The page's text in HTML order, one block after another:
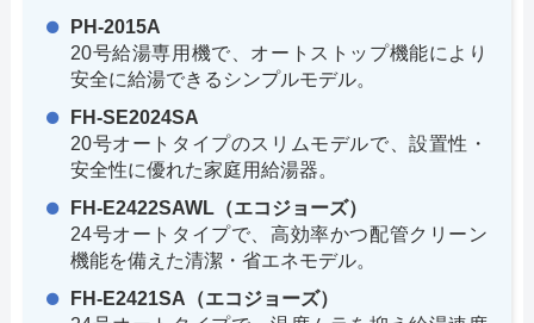
PH-2015A
20号給湯専用機で、オートストップ機能により
安全に給湯できるシンプルモデル。
FH-SE2024SA
20号オートタイプのスリムモデルで、設置性・
安全性に優れた家庭用給湯器。
FH-E2422SAWL（エコジョーズ）
24号オートタイプで、高効率かつ配管クリーン
機能を備えた清潔・省エネモデル。
FH-E2421SA（エコジョーズ）